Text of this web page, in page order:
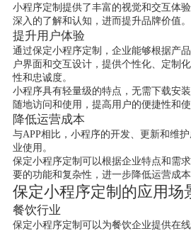
小程序定制提供了丰富的视觉和交互体
深入的了解和认知，进而提升品牌价值。
提升用户体验
通过保定小程序定制，企业能够根据产
户界面和交互设计，提供个性化、定制
性和忠诚度。
小程序具有轻量级的特点，无需下载安
随地访问和使用，提高用户的便捷性和使
降低运营成本
与APP相比，小程序的开发、更新和维
业使用。
保定小程序定制可以根据企业特点和需
要的功能和复杂性，进一步降低运营成本
保定小程序定制的应用场
餐饮行业
保定小程序定制可以为餐饮企业提供在